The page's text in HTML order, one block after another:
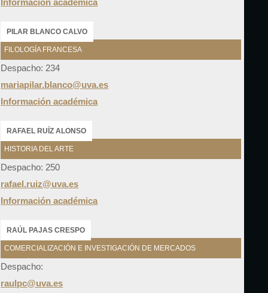
PILAR BLANCO CALVO
FILOLOGÍA FRANCESA
Despacho: 234
mariapilar.blanco@uva.es
Información académica
RAFAEL RUÍZ ALONSO
HISTORIA DEL ARTE
Despacho: 250
rafael.ruiz@uva.es
Información académica
RAÚL PAJAS CRESPO
COMERCIALIZACIÓN E INVESTIGACIÓN DE MERCADOS
Despacho:
raulpc@uva.es